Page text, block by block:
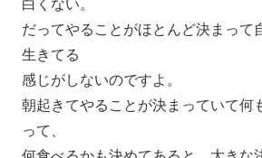
だってやることがほとんど決まって
生きてる
感じがしないのですよ。
朝起きてやることが決まっていて何
って、